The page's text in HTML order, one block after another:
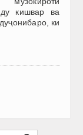
кишвар ва
ки